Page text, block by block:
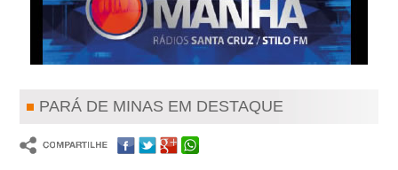
PARÁ DE MINAS EM DESTAQUE